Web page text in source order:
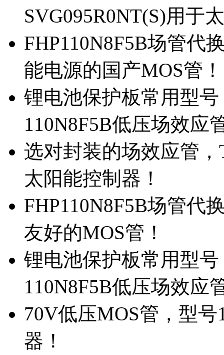
SVG095R0NT(S)用于
FHP110N8F5B场管代
能电源的国产MOS管！
锂电池保护板常用型
110N8F5B低压场效应
选对封装的场效应管
太阳能控制器！
FHP110N8F5B场管代
友好的MOS管！
锂电池保护板常用型
110N8F5B低压场效应
70V低压MOS管，型
器！